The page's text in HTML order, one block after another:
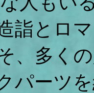
詣とロ
、多く
パーツ